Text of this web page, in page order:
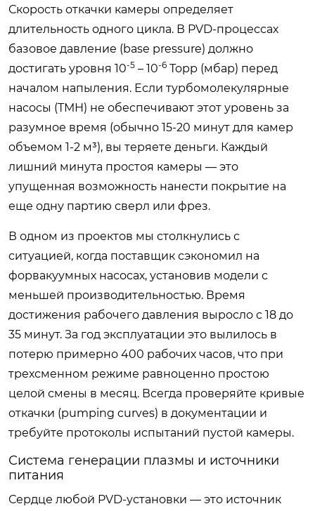
Скорость откачки камеры определяет
длительность одного цикла. В PVD-процессах
базовое давление (base pressure) должно
достигать уровня 10-5 – 10-6 Торр (мбар) перед
началом напыления. Если турбомолекулярные
насосы (ТМН) не обеспечивают этот уровень за
разумное время (обычно 15-20 минут для камер
объемом 1-2 м³), вы теряете деньги. Каждый
лишний минута простоя камеры — это
упущенная возможность нанести покрытие на
еще одну партию сверл или фрез.
В одном из проектов мы столкнулись с
ситуацией, когда поставщик сэкономил на
форвакуумных насосах, установив модели с
меньшей производительностью. Время
достижения рабочего давления выросло с 18 до
35 минут. За год эксплуатации это вылилось в
потерю примерно 400 рабочих часов, что при
трехсменном режиме равноценно простою
целой смены в месяц. Всегда проверяйте кривые
откачки (pumping curves) в документации и
требуйте протоколы испытаний пустой камеры.
Система генерации плазмы и источники
питания
Сердце любой PVD-установки — это источник